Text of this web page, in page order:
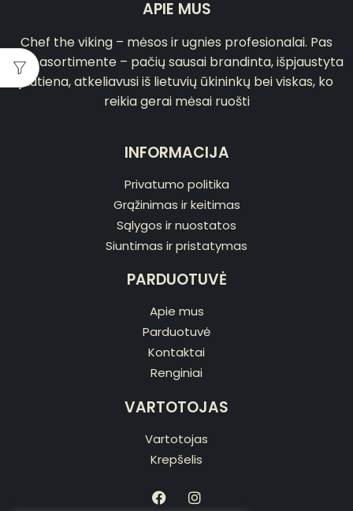
APIE MUS
Chef the viking – mėsos ir ugnies profesionalai. Pas
mus asortimente – pačių sausai brandinta, išpjaustyta
jautiena, atkeliavusi iš lietuvių ūkininkų bei viskas, ko
reikia gerai mėsai ruošti
INFORMACIJA
Privatumo politika
Grąžinimas ir keitimas
Sąlygos ir nuostatos
Siuntimas ir pristatymas
PARDUOTUVĖ
Apie mus
Parduotuvė
Kontaktai
Renginiai
VARTOTOJAS
Vartotojas
Krepšelis